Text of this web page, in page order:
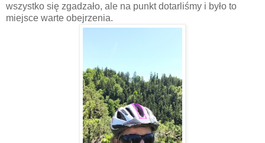
wszystko się zgadzało, ale na punkt dotarliśmy i było to
miejsce warte obejrzenia.